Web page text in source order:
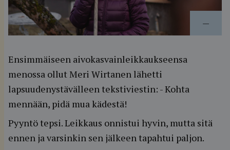
—
Ensimmäiseen aivokasvainleikkaukseensa
menossa ollut Meri Wirtanen lähetti
lapsuudenystävälleen tekstiviestin: - Kohta
mennään, pidä mua kädestä!
Pyyntö tepsi. Leikkaus onnistui hyvin, mutta sitä
ennen ja varsinkin sen jälkeen tapahtui paljon.